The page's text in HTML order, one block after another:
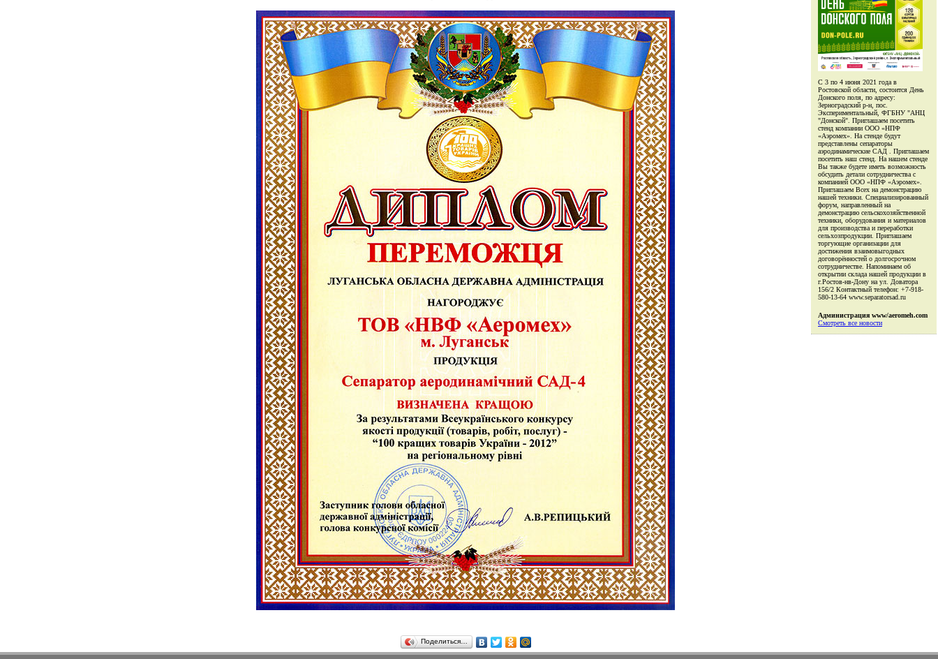
Поделиться…
С 3 по 4 июня 2021 года в
Ростовской области, состоится День
Донского поля, по адресу:
Зерноградский р-н, пос.
Экспериментальный, ФГБНУ "АНЦ
"Донской". Приглашаем посетить
стенд компании ООО «НПФ
«Аэромех». На стенде будут
представлены сепараторы
аэродинамические САД . Приглашаем
посетить наш стенд. На нашем стенде
Вы также будете иметь возможность
обсудить детали сотрудничества с
компанией ООО «НПФ «Аэромех».
Приглашаем Всех на демонстрацию
нашей техники. Специализированный
форум, направленный на
демонстрацию сельскохозяйственной
техники, оборудования и материалов
для производства и переработки
сельхозпродукции. Приглашаем
торгующие организации для
достижения взаимовыгодных
договорённостей о долгосрочном
сотрудничестве. Напоминаем об
открытии склада нашей продукции в
г.Ростов-нв-Дону на ул. Доватора
156/2 Контактный телефон: +7-918-
580-13-64 www.separatorsad.ru
Администрация www/aeromeh.com
Смотреть все новости